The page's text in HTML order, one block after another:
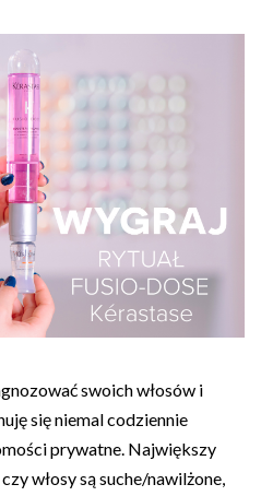
swoich włosów i
się niemal codziennie
prywatne. Największy
włosy są suche/nawilżone,